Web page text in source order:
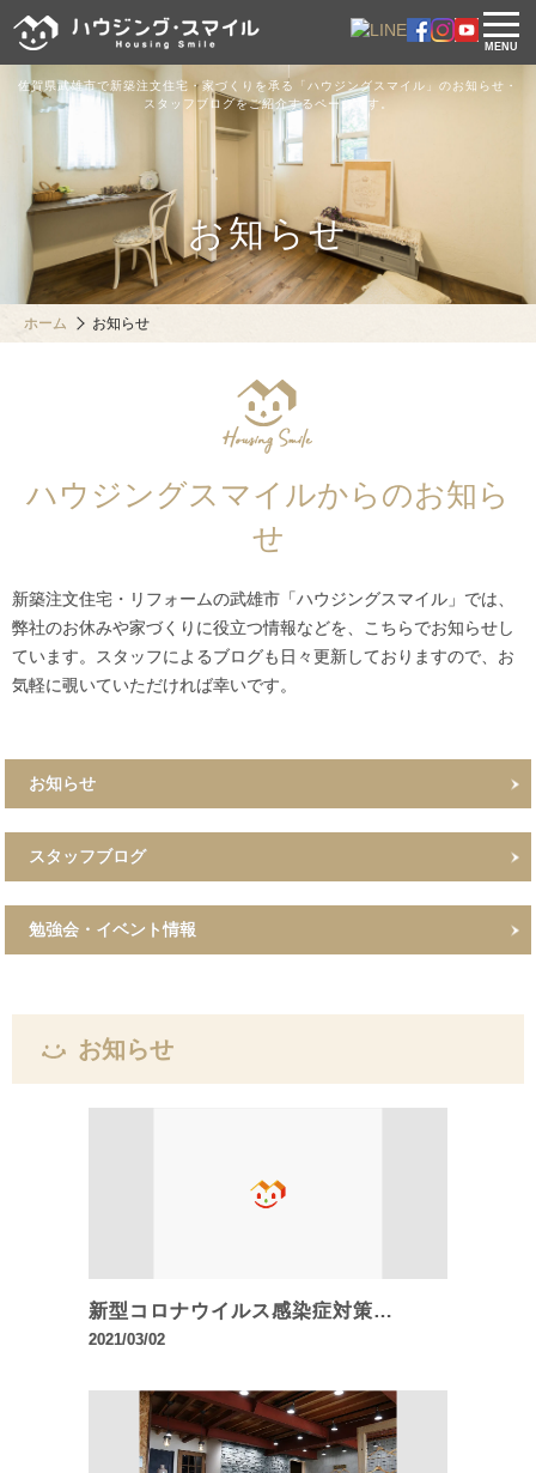
佐賀県武雄市で新築注文住宅・家づくりを承る「ハウジングスマイル」のお知らせ・
スタッフブログをご紹介するページです。
お知らせ
MENU
ホーム お知らせ
ハウジングスマイルからのお知ら
せ
新築注文住宅・リフォームの武雄市「ハウジングスマイル」では、
弊社のお休みや家づくりに役立つ情報などを、こちらでお知らせし
ています。スタッフによるブログも日々更新しておりますので、お
気軽に覗いていただければ幸いです。
お知らせ
スタッフブログ
勉強会・イベント情報
お知らせ
新型コロナウイルス感染症対策…
2021/03/02